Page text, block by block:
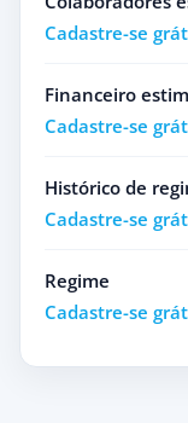
Cadastre-se
Financeiro
Cadastre-se
Histórico de
Cadastre-se
Regime
Cadastre-se